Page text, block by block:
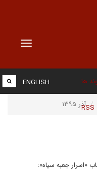
Toggle
ها
RSS
ENGLISH
آذر ۱۳۹۵
جعبه سیاه»: